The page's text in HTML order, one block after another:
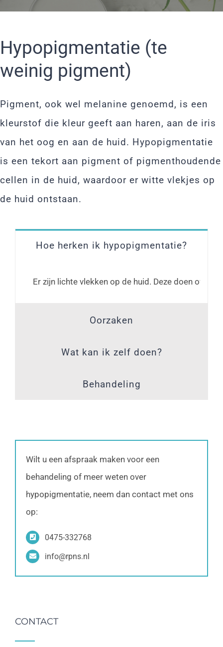
Hypopigmentatie (te
weinig pigment)
Pigment, ook wel melanine genoemd, is een
kleurstof die kleur geeft aan haren, aan de iris
van het oog en aan de huid. Hypopigmentatie
is een tekort aan pigment of pigmenthoudende
cellen in de huid, waardoor er witte vlekjes op
de huid ontstaan.
Hoe herken ik hypopigmentatie?
Er zijn lichte vlekken op de huid. Deze doen over
Oorzaken
Wat kan ik zelf doen?
Behandeling
Wilt u een afspraak maken voor een
behandeling of meer weten over
hypopigmentatie, neem dan contact met ons
op:
0475-332768
info@rpns.nl
CONTACT